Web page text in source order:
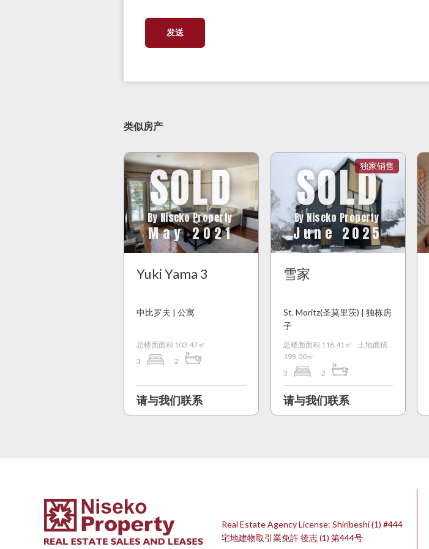
类似房产
SOLD
By Niseko Property
May 2021
Yuki Yama 3
中比罗夫 | 公寓
总楼面面积 103.47㎡
3
2
请与我们联系
SOLD
By Niseko Property
June 2025
雪家
St. Moritz(圣莫里茨) | 独栋房
子
总楼面面积 118.41㎡
土地面積
198.00㎡
3
2
请与我们联系
Real Estate Agency License: Shiribeshi (1) #444
宅地建物取引業免許 後志 (1) 第444号